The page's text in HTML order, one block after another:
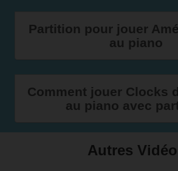
Partition pour jouer
au piano
Comment jouer Clocks
au piano avec
Autres